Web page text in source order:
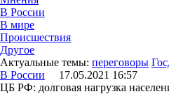
В России
В мире
Происшествия
Другое
Актуальные темы: переговоры
В России 17.05.2021 16:57
ЦБ РФ: долговая нагрузка